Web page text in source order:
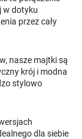
w dotyku
przez cały
nasze majtki są
krój i modna
stylowo
dla siebie